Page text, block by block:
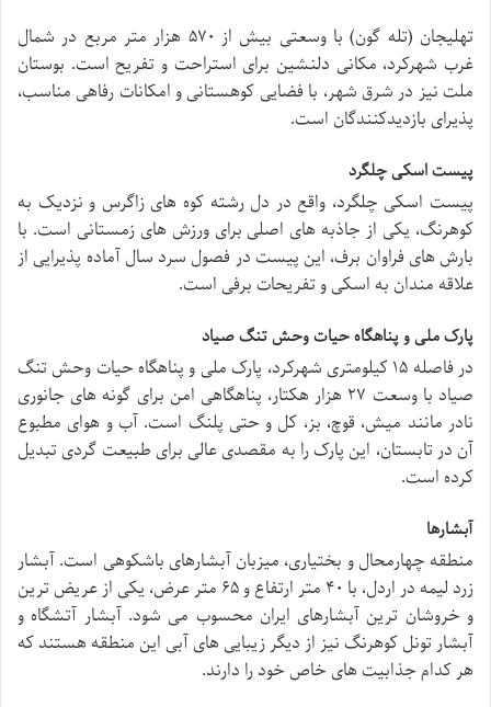
تهلیجان (تله گون) با وسعتی بیش از ۵۷۰ هزار متر مربع در شمال
غرب شهرکرد، مکانی دلنشین برای استراحت و تفریح است. بوستان
ملت نیز در شرق شهر، با فضایی کوهستانی و امکانات رفاهی مناسب،
پذیرای بازدیدکنندگان است.
پیست اسکی چلگرد
پیست اسکی چلگرد، واقع در دل رشته کوه های زاگرس و نزدیک به
کوهرنگ، یکی از جاذبه های اصلی برای ورزش های زمستانی است. با
بارش های فراوان برف، این پیست در فصول سرد سال آماده پذیرایی از
علاقه مندان به اسکی و تفریحات برفی است.
پارک ملی و پناهگاه حیات وحش تنگ صیاد
در فاصله ۱۵ کیلومتری شهرکرد، پارک ملی و پناهگاه حیات وحش تنگ
صیاد با وسعت ۲۷ هزار هکتار، پناهگاهی امن برای گونه های جانوری
نادر مانند میش، قوچ، بز، کل و حتی پلنگ است. آب و هوای مطبوع
آن در تابستان، این پارک را به مقصدی عالی برای طبیعت گردی تبدیل
کرده است.
آبشارها
منطقه چهارمحال و بختیاری، میزبان آبشارهای باشکوهی است. آبشار
زرد لیمه در اردل، با ۴۰ متر ارتفاع و ۶۵ متر عرض، یکی از عریض ترین
و خروشان ترین آبشارهای ایران محسوب می شود. آبشار آتشگاه و
آبشار تونل کوهرنگ نیز از دیگر زیبایی های آبی این منطقه هستند که
هر کدام جذابیت های خاص خود را دارند.